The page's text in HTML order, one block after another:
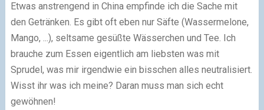
Etwas anstrengend in China empfinde ich die Sache mit
den Getränken. Es gibt oft eben nur Säfte (Wassermelone,
Mango, ...), seltsame gesüßte Wässerchen und Tee. Ich
brauche zum Essen eigentlich am liebsten was mit
Sprudel, was mir irgendwie ein bisschen alles neutralisiert.
Wisst ihr was ich meine? Daran muss man sich echt
gewöhnen!